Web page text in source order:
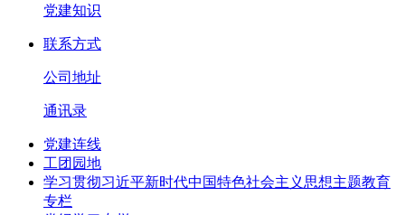
党建知识
联系方式
公司地址
通讯录
党建连线
工团园地
学习贯彻习近平新时代中国特色社会主义思想主题教育
专栏